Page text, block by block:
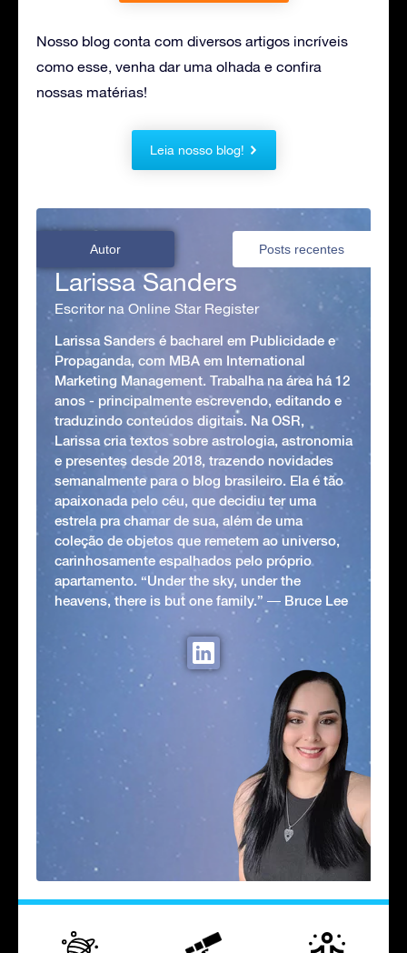
Nosso blog conta com diversos artigos incríveis
como esse, venha dar uma olhada e confira
nossas matérias!
Leia nosso blog!
Autor Posts recentes
Larissa Sanders
Escritor na Online Star Register
Larissa Sanders é bacharel em Publicidade e
Propaganda, com MBA em International
Marketing Management. Trabalha na área há 12
anos - principalmente escrevendo, editando e
traduzindo conteúdos digitais. Na OSR,
Larissa cria textos sobre astrologia, astronomia
e presentes desde 2018, trazendo novidades
semanalmente para o blog brasileiro. Ela é tão
apaixonada pelo céu, que decidiu ter uma
estrela pra chamar de sua, além de uma
coleção de objetos que remetem ao universo,
carinhosamente espalhados pelo próprio
apartamento. “Under the sky, under the
heavens, there is but one family.” ― Bruce Lee